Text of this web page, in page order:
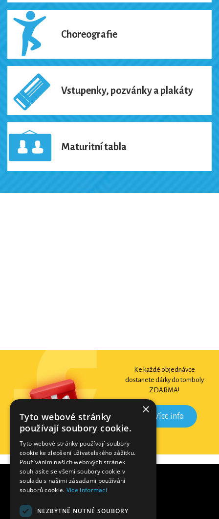
Choreografie
Vstupenky, pozvánky a plakáty
Maturitní tabla
Ke každé objednávce
dostanete dárky do tomboly
ZDARMA!
Více info
×
Tyto webové stránky
používají soubory cookie.
Tyto webové stránky používají soubory
cookie ke zlepšení uživatelského zážitku.
Používáním našich webových stránek
souhlasíte se všemi soubory cookie v
souladu s našimi zásadami používání
souborů cookie. Více informací
NEZBYTNĚ NUTNÉ SOUBORY